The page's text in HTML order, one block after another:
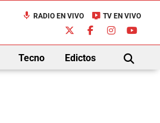
mic RADIO EN VIVO live_tv TV EN VIVO
Tecno Edictos
BUSCAR